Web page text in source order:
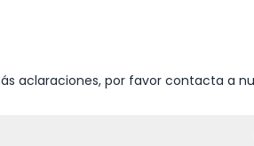
aclaraciones, por favor contacta a